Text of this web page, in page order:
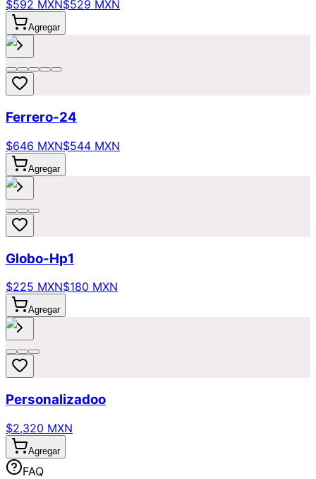
$592 MXN$529 MXN
Agregar
Ferrero-24
$646 MXN$544 MXN
Agregar
Globo-Hp1
$225 MXN$180 MXN
Agregar
Personalizadoo
$2,320 MXN
Agregar
FAQ